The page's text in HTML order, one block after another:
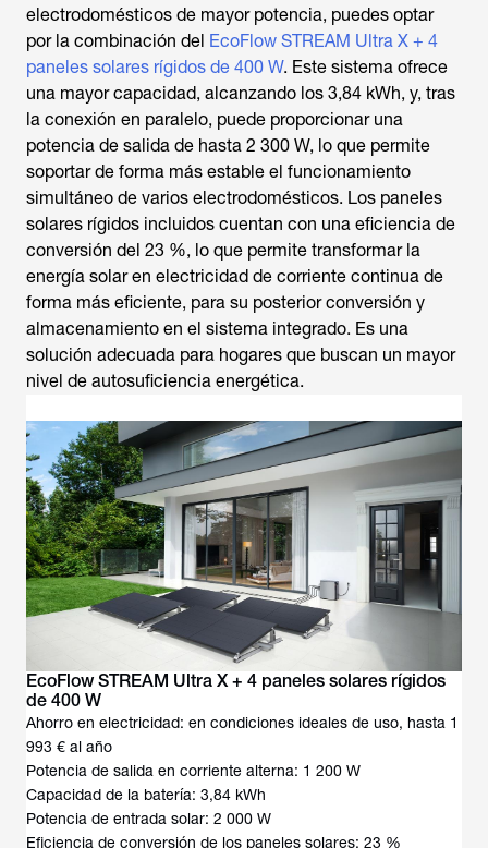
electrodomésticos de mayor potencia, puedes optar
por la combinación del EcoFlow STREAM Ultra X + 4
paneles solares rígidos de 400 W. Este sistema ofrece
una mayor capacidad, alcanzando los 3,84 kWh, y, tras
la conexión en paralelo, puede proporcionar una
potencia de salida de hasta 2 300 W, lo que permite
soportar de forma más estable el funcionamiento
simultáneo de varios electrodomésticos. Los paneles
solares rígidos incluidos cuentan con una eficiencia de
conversión del 23 %, lo que permite transformar la
energía solar en electricidad de corriente continua de
forma más eficiente, para su posterior conversión y
almacenamiento en el sistema integrado. Es una
solución adecuada para hogares que buscan un mayor
nivel de autosuficiencia energética.
EcoFlow STREAM Ultra X + 4 paneles solares rígidos
de 400 W
Ahorro en electricidad: en condiciones ideales de uso, hasta 1
993 € al año
Potencia de salida en corriente alterna: 1 200 W
Capacidad de la batería: 3,84 kWh
Potencia de entrada solar: 2 000 W
Eficiencia de conversión de los paneles solares: 23 %